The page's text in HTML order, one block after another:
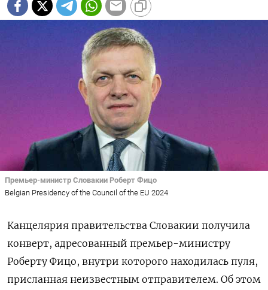
Премьер-министр Словакии Роберт Фицо
Belgian Presidency of the Council of the EU 2024
Канцелярия правительства Словакии получила
конверт, адресованный премьер-министру
Роберту Фицо, внутри которого находилась пуля,
присланная неизвестным отправителем. Об этом